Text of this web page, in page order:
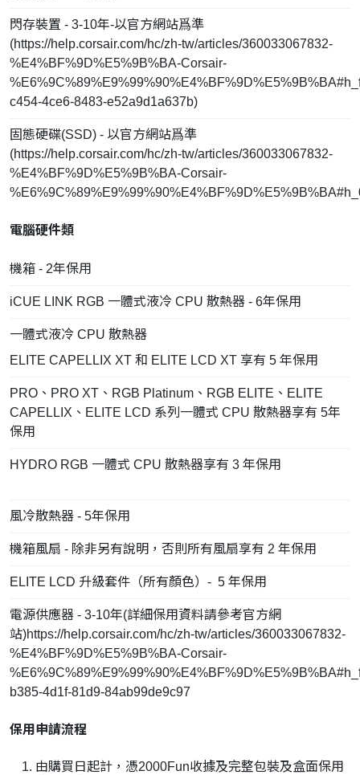
閃存裝置 - 3-10年-以官方網站爲準
(https://help.corsair.com/hc/zh-tw/articles/360033067832-
%E4%BF%9D%E5%9B%BA-Corsair-
c454-4ce6-8483-e52a9d1a637b)
固態硬碟(SSD) - 以官方網站爲準
(https://help.corsair.com/hc/zh-tw/articles/360033067832-
%E4%BF%9D%E5%9B%BA-Corsair-
電腦硬件類
機箱 - 2年保用
iCUE LINK RGB 一體式液冷 CPU 散熱器 - 6年保用
一體式液冷 CPU 散熱器
ELITE CAPELLIX XT 和 ELITE LCD XT 享有 5 年保用
PRO、PRO XT、RGB Platinum、RGB ELITE、ELITE
CAPELLIX、ELITE LCD 系列一體式 CPU 散熱器享有 5年
保用
HYDRO RGB 一體式 CPU 散熱器享有 3 年保用
風冷散熱器 - 5年保用
機箱風扇 - 除非另有說明，否則所有風扇享有 2 年保用
ELITE LCD 升級套件（所有顏色）- 5 年保用
電源供應器 - 3-10年(詳細保用資料請參考官方網
站)https://help.corsair.com/hc/zh-tw/articles/360033067832-
%E4%BF%9D%E5%9B%BA-Corsair-
b385-4d1f-81d9-84ab99de9c97
保用申請流程
由購買日起計，憑2000Fun收據及完整包裝及盒面保用